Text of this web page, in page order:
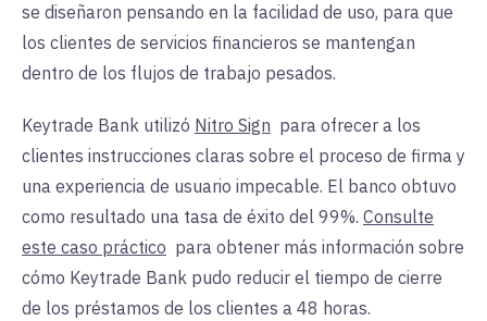
se diseñaron pensando en la facilidad de uso, para que
los clientes de servicios financieros se mantengan
dentro de los flujos de trabajo pesados.
Keytrade Bank utilizó Nitro Sign para ofrecer a los
clientes instrucciones claras sobre el proceso de firma y
una experiencia de usuario impecable. El banco obtuvo
como resultado una tasa de éxito del 99%. Consulte
este caso práctico para obtener más información sobre
cómo Keytrade Bank pudo reducir el tiempo de cierre
de los préstamos de los clientes a 48 horas.